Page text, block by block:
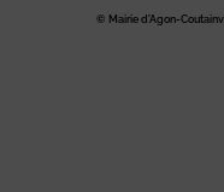
© Mairie d'Agon-